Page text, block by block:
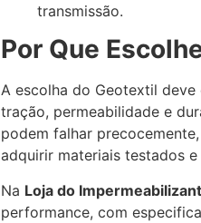
transmissão.
Por Que
A escolha do Geotextil
tração, permeabilidade e
podem falhar
adquirir materiais testados
Na Loja do
performance, com